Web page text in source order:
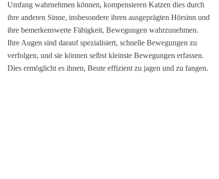
Umfang wahrnehmen können, kompensieren Katzen dies durch
ihre anderen Sinne, insbesondere ihren ausgeprägten Hörsinn und
ihre bemerkenswerte Fähigkeit, Bewegungen wahrzunehmen.
Ihre Augen sind darauf spezialisiert, schnelle Bewegungen zu
verfolgen, und sie können selbst kleinste Bewegungen erfassen.
Dies ermöglicht es ihnen, Beute effizient zu jagen und zu fangen.